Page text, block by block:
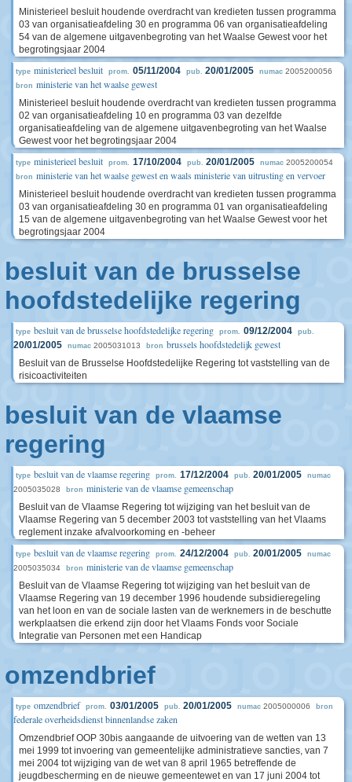
Ministerieel besluit houdende overdracht van kredieten tussen programma
03 van organisatieafdeling 30 en programma 06 van organisatieafdeling
54 van de algemene uitgavenbegroting van het Waalse Gewest voor het
begrotingsjaar 2004
type ministerieel besluit prom. 05/11/2004 pub. 20/01/2005 numac 2005200056
bron ministerie van het waalse gewest
Ministerieel besluit houdende overdracht van kredieten tussen programma
02 van organisatieafdeling 10 en programma 03 van dezelfde
organisatieafdeling van de algemene uitgavenbegroting van het Waalse
Gewest voor het begrotingsjaar 2004
type ministerieel besluit prom. 17/10/2004 pub. 20/01/2005 numac 2005200054
bron ministerie van het waalse gewest en waals ministerie van uitrusting en vervoer
Ministerieel besluit houdende overdracht van kredieten tussen programma
03 van organisatieafdeling 30 en programma 01 van organisatieafdeling
15 van de algemene uitgavenbegroting van het Waalse Gewest voor het
begrotingsjaar 2004
besluit van de brusselse
hoofdstedelijke regering
type besluit van de brusselse hoofdstedelijke regering prom. 09/12/2004 pub.
20/01/2005 numac 2005031013 bron brussels hoofdstedelijk gewest
Besluit van de Brusselse Hoofdstedelijke Regering tot vaststelling van de
risicoactiviteiten
besluit van de vlaamse
regering
type besluit van de vlaamse regering prom. 17/12/2004 pub. 20/01/2005 numac
2005035028 bron ministerie van de vlaamse gemeenschap
Besluit van de Vlaamse Regering tot wijziging van het besluit van de
Vlaamse Regering van 5 december 2003 tot vaststelling van het Vlaams
reglement inzake afvalvoorkoming en -beheer
type besluit van de vlaamse regering prom. 24/12/2004 pub. 20/01/2005 numac
2005035034 bron ministerie van de vlaamse gemeenschap
Besluit van de Vlaamse Regering tot wijziging van het besluit van de
Vlaamse Regering van 19 december 1996 houdende subsidieregeling
van het loon en van de sociale lasten van de werknemers in de beschutte
werkplaatsen die erkend zijn door het Vlaams Fonds voor Sociale
Integratie van Personen met een Handicap
omzendbrief
type omzendbrief prom. 03/01/2005 pub. 20/01/2005 numac 2005000006 bron
federale overheidsdienst binnenlandse zaken
Omzendbrief OOP 30bis aangaande de uitvoering van de wetten van 13
mei 1999 tot invoering van gemeentelijke administratieve sancties, van 7
mei 2004 tot wijziging van de wet van 8 april 1965 betreffende de
jeugdbescherming en de nieuwe gemeentewet en van 17 juni 2004 tot